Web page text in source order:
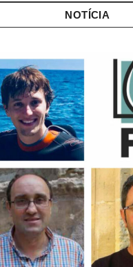
NOTÍCIA